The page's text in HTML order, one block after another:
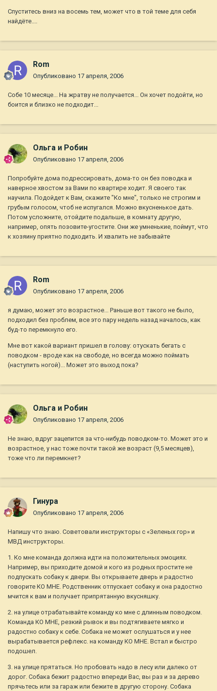
Спуститесь вниз на восемь тем, может что в той теме для себя
найдёте....
Rom
Опубликовано 17 апреля, 2006
Собе 10 месяце... На жратву не получается... Он хочет подойти, но
боится и близко не подходит...
Ольга и Робин
Опубликовано 17 апреля, 2006
Попробуйте дома подрессировать, дома-то он без поводка и
наверное хвостом за Вами по квартире ходит. Я своего так
научила. Подойдет к Вам, скажите "Ко мне", только не строгим и
грубым голосом, чтоб не испугался. Можно вкусненькое дать.
Потом усложните, отойдите подальше, в комнату другую,
например, опять позовите-угостите. Они же умненькие, поймут, что
к хозяину приятно подходить. И хвалить не забывайте
Rom
Опубликовано 17 апреля, 2006
я думаю, может это возрастное... Раньше вот такого не было,
подходил без проблем, все это пару недель назад началось, как
буд-то перемкнуло его.
Мне вот какой вариант пришел в голову: отускать бегать с
поводком - вроде как на свободе, но всегда можно поймать
(наступить ногой)... Может это выход пока?
Ольга и Робин
Опубликовано 17 апреля, 2006
Не знаю, вдруг зацепится за что-нибудь поводком-то. Может это и
возрастное, у нас тоже почти такой же возраст (9,5 месяцев),
тоже что ли перемкнет?
Гинура
Опубликовано 17 апреля, 2006
Напишу что знаю. Советовали инструкторы с «Зеленых гор» и
МВД инструкторы.
1. Ко мне команда должна идти на положительных эмоциях.
Например, вы приходите домой и кого из родных простите не
подпускать собаку к двери. Вы открываете дверь и радостно
говорите КО МНЕ. Родственник отпускает собаку и она радостно
мчится к вам и получает припрятанную вкусняшку.
2. на улице отрабатывайте команду ко мне с длинным поводком.
Команда КО МНЕ, резкий рывок и вы подтягиваете мягко и
радостно собаку к себе. Собака не может ослушаться и у нее
вырабатывается рефлекс. на команду КО МНЕ. Встал и быстро
подошел.
3. на улице прятаться. Но пробовать надо в лесу или далеко от
дорог. Собака бежит радостно впереди Вас, вы раз и за дерево
прячьтесь или за гараж или бежите в другую сторону. Собака